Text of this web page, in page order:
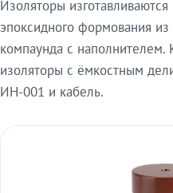
Изоляторы
эпоксидного формования
компаунда с
изоляторы с ёмкостным
ИН-001 и кабель.